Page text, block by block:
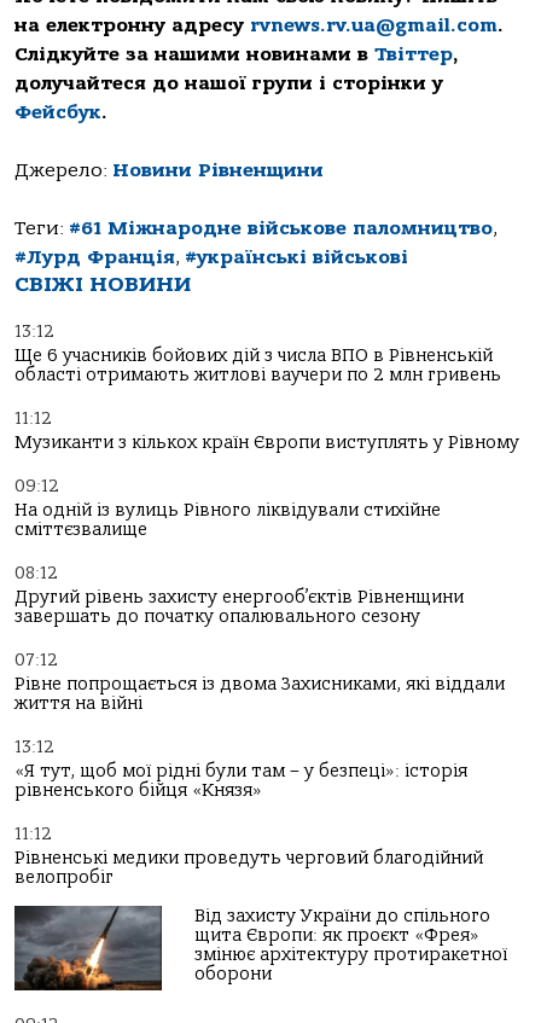
на електронну адресу rvnews.rv.ua@gmail.com.
Слідкуйте за нашими новинами в Твіттер,
долучайтеся до нашої групи і сторінки у
Фейсбук.
Джерело: Новини Рівненщини
Теги: #61 Міжнародне військове паломництво,
#Лурд Франція, #українські військові
СВІЖІ НОВИНИ
13:12
Ще 6 учасників бойових дій з числа ВПО в Рівненській
області отримають житлові ваучери по 2 млн гривень
11:12
Музиканти з кількох країн Європи виступлять у Рівному
09:12
На одній із вулиць Рівного ліквідували стихійне
сміттєзвалище
08:12
Другий рівень захисту енергооб’єктів Рівненщини
завершать до початку опалювального сезону
07:12
Рівне попрощається із двома Захисниками, які віддали
життя на війні
13:12
«Я тут, щоб мої рідні були там – у безпеці»: історія
рівненського бійця «Князя»
11:12
Рівненські медики проведуть черговий благодійний
велопробіг
Від захисту України до спільного
щита Європи: як проєкт «Фрея»
змінює архітектуру протиракетної
оборони